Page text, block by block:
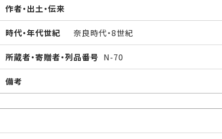
作者・出土・伝来
時代・年代世紀 奈良時代・8世紀
所蔵者・寄贈者・列品番号 N-70
備考